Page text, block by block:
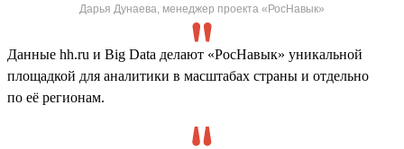
Дарья Дунаева, менеджер проекта «РосНавык»
Данные hh.ru и Big Data делают «РосНавык» уникальной
площадкой для аналитики в масштабах страны и отдельно
по её регионам.